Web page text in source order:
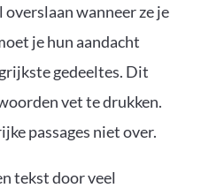
wanneer ze je
je hun aandacht
gedeeltes. Dit
vet te drukken.
passages niet over.
tekst door veel